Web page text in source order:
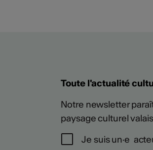
Toute l'actualité
Notre newsletter
paysage culturel
Je suis un·e